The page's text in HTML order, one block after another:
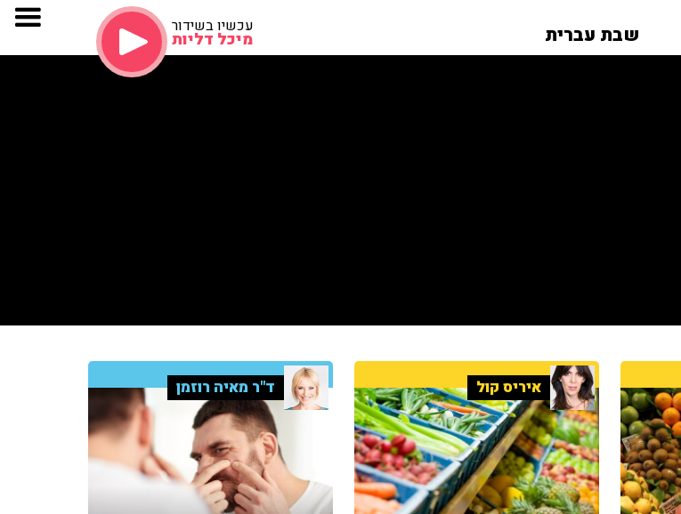
שבת עברית עכשיו בשידור
מיכל דליות
איריס קול ד"ר מאיה רוזמן